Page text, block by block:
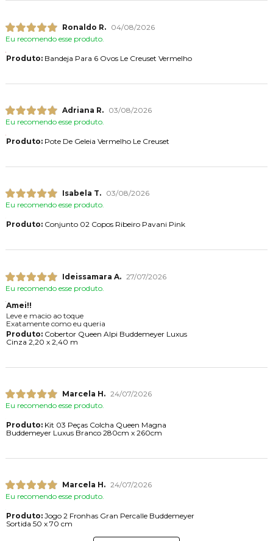
Ronaldo R.
04/08/2026
Eu recomendo esse produto.
Produto:Bandeja Para 6 Ovos Le Creuset Vermelho
Adriana R.
03/08/2026
Eu recomendo esse produto.
Produto:Pote De Geleia Vermelho Le Creuset
Isabela T.
03/08/2026
Eu recomendo esse produto.
Produto:Conjunto 02 Copos Ribeiro Pavani Pink
Ideissamara A. 27/07/2026
Eu recomendo esse produto.
Amei!!
Leve e macio ao toque
Exatamente como eu queria
Produto:Cobertor Queen Alpi Buddemeyer Luxus
Cinza 2,20 x 2,40 m
Marcela H. 24/07/2026
Eu recomendo esse produto.
Produto:Kit 03 Peças Colcha Queen Magna
Buddemeyer Luxus Branco 280cm x 260cm
Marcela H. 24/07/2026
Eu recomendo esse produto.
Produto:Jogo 2 Fronhas Gran Percalle Buddemeyer
Sortida 50 x 70 cm